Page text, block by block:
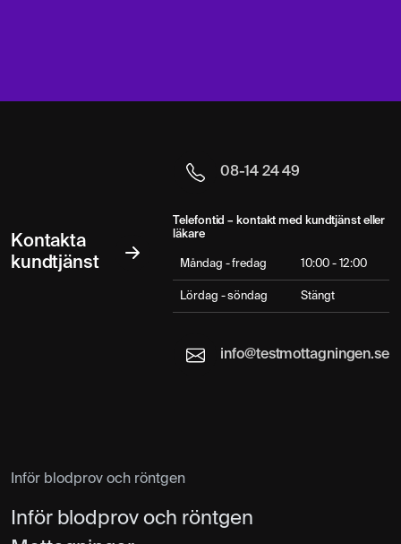
Kontakta
kundtjänst
08-14 24 49
Telefontid – kontakt med kundtjänst eller
läkare
Måndag - fredag 10:00 - 12:00
Lördag - söndag Stängt
info@testmottagningen.se
Inför blodprov och röntgen
Inför blodprov och röntgen